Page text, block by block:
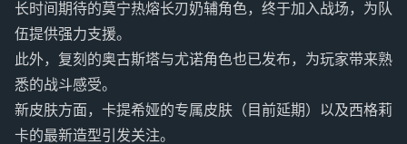
长时间期待的莫宁热熔长刃奶辅角色，终于加入战场，为队
伍提供强力支援。
此外，复刻的奥古斯塔与尤诺角色也已发布，为玩家带来熟
悉的战斗感受。
新皮肤方面，卡提希娅的专属皮肤（目前延期）以及西格莉
卡的最新造型引发关注。